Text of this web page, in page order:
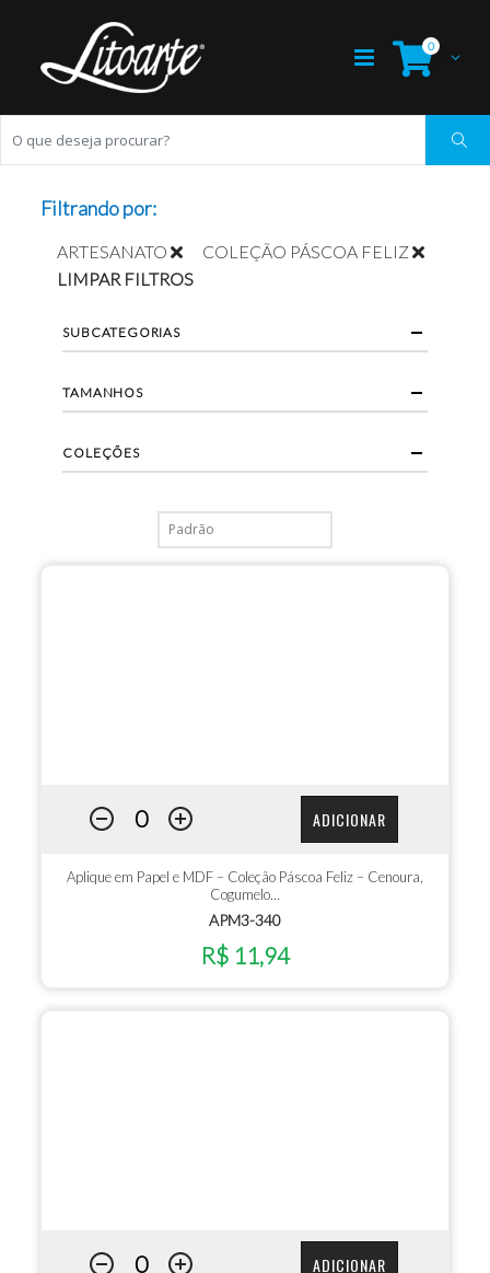
0
ADICIONAR
Aplique em Papel e MDF – Coleção Páscoa Feliz – Cenoura,
Cogumelo…
APM3-340
R$ 11,94
ADICIONAR
Filtrando por:
ARTESANATO
COLEÇÃO PÁSCOA FELIZ
LIMPAR FILTROS
SUBCATEGORIAS
TAMANHOS
COLEÇÕES